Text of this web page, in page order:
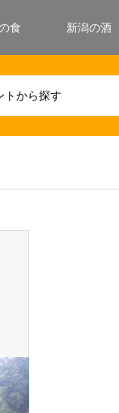
食 新潟の酒
トから探す